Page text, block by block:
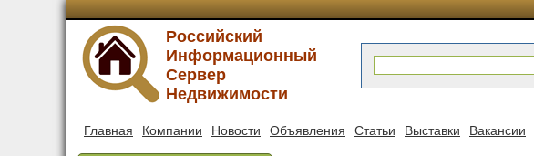
Российский
Информационный
Сервер
Недвижимости
Главная Компании Новости Объявления Статьи Выставки Вакансии